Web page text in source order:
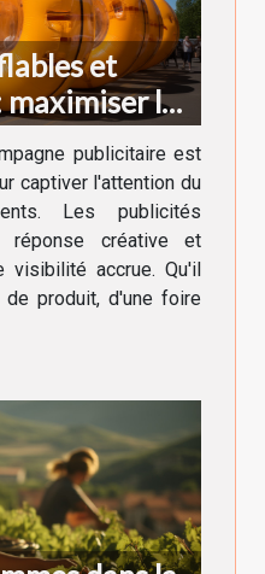
et
la
publicitaire est
captiver l'attention du
Les publicités
réponse créative et
accrue. Qu'il
de produit, d'une foire